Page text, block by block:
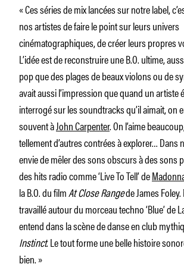
« Ces séries de mix lancées sur notre label,
nos artistes de faire le point sur leurs univers
cinématographiques, de créer leurs propres
L’idée est de reconstruire une B.O. ultime,
pop que des plages de beaux violons ou de
avait aussi l’impression que quand un artiste
interrogé sur les soundtracks qu’il aimait, on
souvent àJohn Carpenter. On l’aime
tellement d’autres contrées à explorer… Dans
envie de mêler des sons obscurs à des sons
des hits radio comme ‘Live To Tell’ de
la B.O. du filmAt Close Rangede James
travaillé autour du morceau techno ‘Blue’ de
entend dans la scène de danse en club
Instinct. Le tout forme une belle histoire
bien. »